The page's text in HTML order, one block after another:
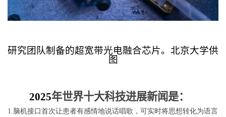
研究团队制备的超宽带光电融合芯片。北京大学供
图
2025年世界十大科技进展新闻是：
1.脑机接口首次让患者有感情地说话唱歌，可实时将思想转化为语言